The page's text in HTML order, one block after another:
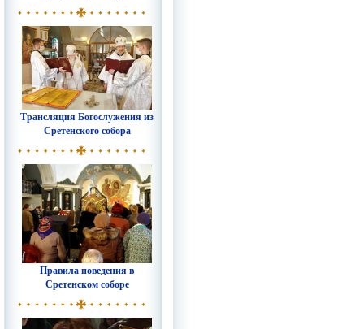
Трансляция Богослужения из
Сретенского собора
Правила поведения в
Сретенском соборе